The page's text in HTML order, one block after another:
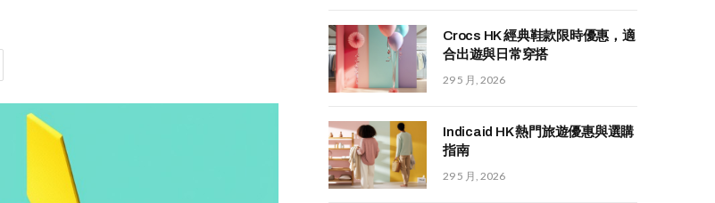
Crocs HK 經典鞋款限時優惠，適
合出遊與日常穿搭
29 5 月, 2026
Indicaid HK 熱門旅遊優惠與選購
指南
29 5 月, 2026